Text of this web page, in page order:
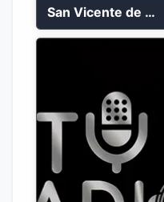
San Vicente de Chucuri 91.2 FM